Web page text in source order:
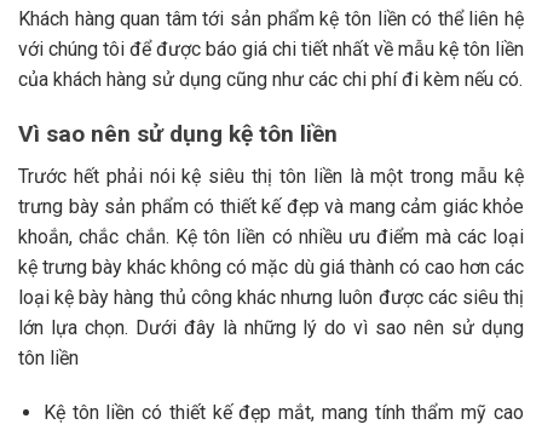
Khách hàng quan tâm tới sản phẩm kệ tôn liền có thể liên hệ
với chúng tôi để được báo giá chi tiết nhất về mẫu kệ tôn liền
của khách hàng sử dụng cũng như các chi phí đi kèm nếu có.
Vì sao nên sử dụng kệ tôn liền
Trước hết phải nói kệ siêu thị tôn liền là một trong mẫu kệ
trưng bày sản phẩm có thiết kế đẹp và mang cảm giác khỏe
khoắn, chắc chắn. Kệ tôn liền có nhiều ưu điểm mà các loại
kệ trưng bày khác không có mặc dù giá thành có cao hơn các
loại kệ bày hàng thủ công khác nhưng luôn được các siêu thị
lớn lựa chọn. Dưới đây là những lý do vì sao nên sử dụng
tôn liền
Kệ tôn liền có thiết kế đẹp mắt, mang tính thẩm mỹ cao